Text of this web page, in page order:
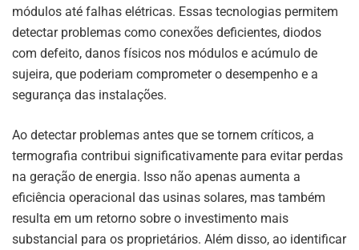
módulos até falhas elétricas. Essas tecnologias permitem
detectar problemas como conexões deficientes, diodos
com defeito, danos físicos nos módulos e acúmulo de
sujeira, que poderiam comprometer o desempenho e a
segurança das instalações.
Ao detectar problemas antes que se tornem críticos, a
termografia contribui significativamente para evitar perdas
na geração de energia. Isso não apenas aumenta a
eficiência operacional das usinas solares, mas também
resulta em um retorno sobre o investimento mais
substancial para os proprietários. Além disso, ao identificar